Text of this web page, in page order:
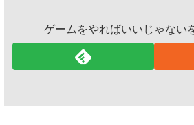
ゲームをやればいいじゃない